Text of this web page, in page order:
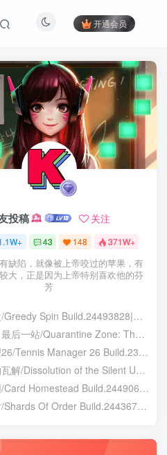
开通会员
投稿 关注
43 148 371W+
缺陷，就像被上帝咬过的苹果，有
大，正是因为上帝特别喜欢他的芬
芳
Build.24493828|策略战棋|容量247B|免安装绿色中文版
Zone: The Last Check v1.1.13.1981|模拟经营|容量12.7GB|免安装绿色中文版
26 Build.23764728|体育竞速|容量4.1GB|免安装绿色中文版
of the Silent Union Build.24450155|恐怖冒险|容量1GB|免安装绿色中文版
Build.24490632|策略战棋|容量1.3GB|免安装绿色中文版
Order Build.24436710|角色扮演|容量2.9GB|免安装绿色中文版